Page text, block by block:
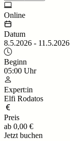
Online
Datum
8.5.2026 - 11.5.2026
Beginn
05:00 Uhr
Expert:in
Elfi Rodatos
Preis
ab 0,00 €
Jetzt buchen